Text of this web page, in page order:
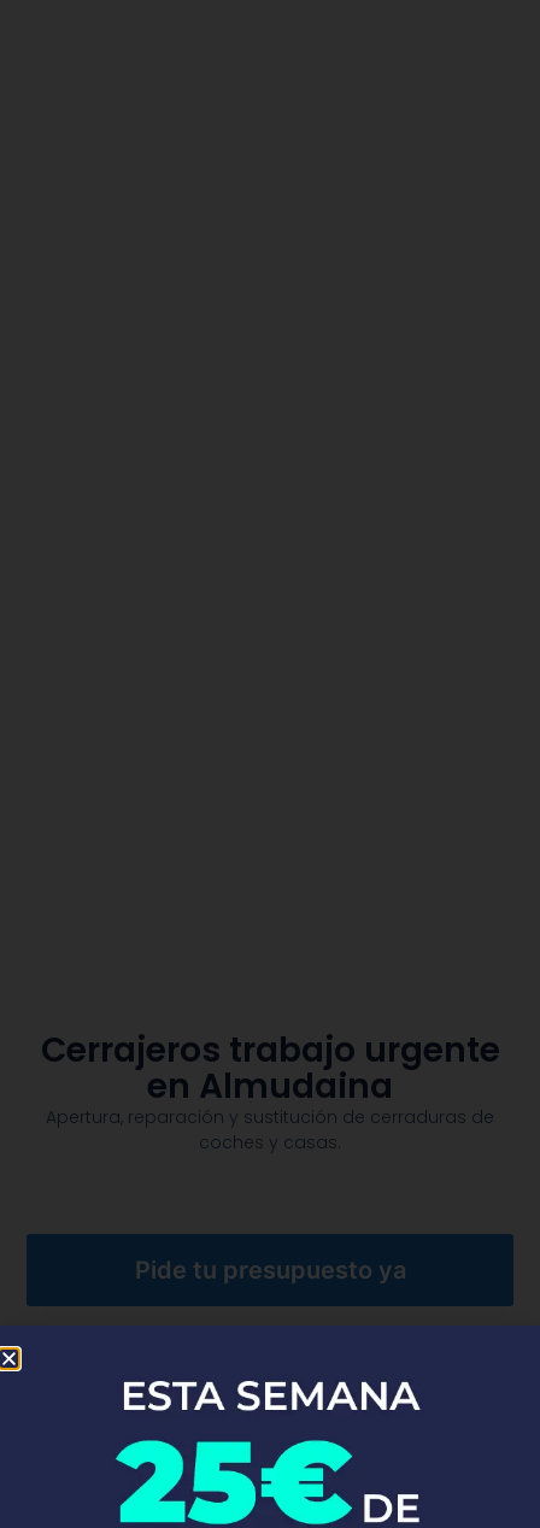
Cerrajeros trabajo urgente
en Almudaina
Apertura, reparación y sustitución de cerraduras de
coches y casas.​
Pide tu presupuesto ya